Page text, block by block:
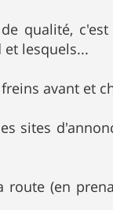
qualité,
lesquels...
avant et
sites
route (en